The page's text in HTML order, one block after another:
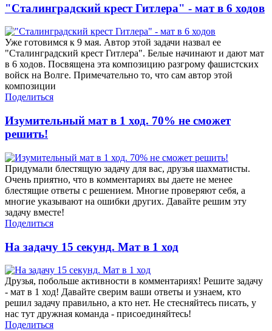
"Сталинградский крест Гитлера" - мат в 6 ходов
Уже готовимся к 9 мая. Автор этой задачи назвал ее
"Сталинградский крест Гитлера". Белые начинают и дают мат
в 6 ходов. Посвящена эта композицию разгрому фашистских
войск на Волге. Примечательно то, что сам автор этой
композиции
Поделиться
Изумительный мат в 1 ход. 70% не сможет
решить!
Придумали блестящую задачу для вас, друзья шахматисты.
Очень приятно, что в комментариях вы даете не менее
блестящие ответы с решением. Многие проверяют себя, а
многие указывают на ошибки других. Давайте решим эту
задачу вместе!
Поделиться
На задачу 15 секунд. Мат в 1 ход
Друзья, побольше активности в комментариях! Решите задачу
- мат в 1 ход! Давайте сверим ваши ответы и узнаем, кто
решил задачу правильно, а кто нет. Не стесняйтесь писать, у
нас тут дружная команда - присоединяйтесь!
Поделиться